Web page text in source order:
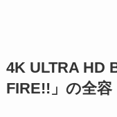
4K ULTRA HD
FIRE!!」の全容